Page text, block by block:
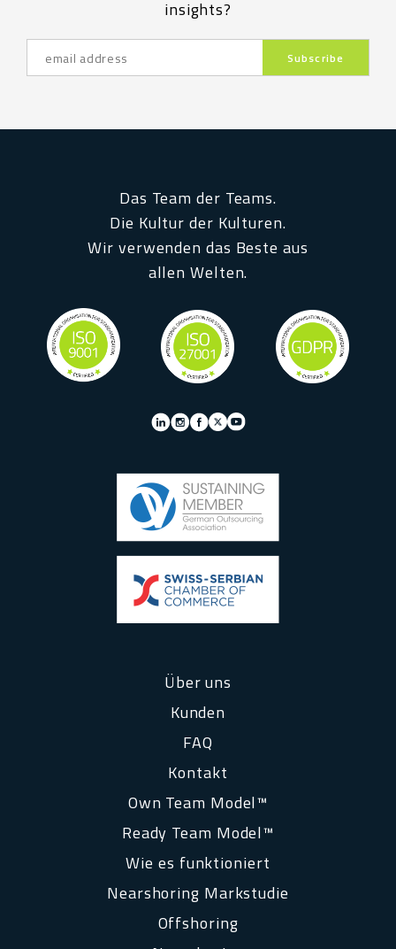
insights?
Das Team der Teams.
Die Kultur der Kulturen.
Wir verwenden das Beste aus
allen Welten.
Über uns
Kunden
FAQ
Kontakt
Own Team Model™
Ready Team Model™
Wie es funktioniert
Nearshoring Markstudie
Offshoring